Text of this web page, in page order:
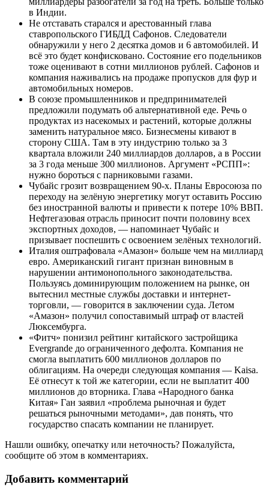
в Индии.
Не отставать старался и арестованный глава
ставропольского ГИБДД Сафонов. Следователи
обнаружили у него 2 десятка домов и 6 автомобилей. И
всё это будет конфисковано. Состояние его подельников
тоже оценивают в сотни миллионов рублей. Сафонов и
компания наживались на продаже пропусков для фур и
автомобильных номеров.
В союзе промышленников и предпринимателей
предложили подумать об альтернативной еде. Речь о
продуктах из насекомых и растений, которые должны
заменить натуральное мясо. Бизнесмены кивают в
сторону США. Там в эту индустрию только за 3
квартала вложили 240 миллиардов долларов, а в России
за 3 года меньше 300 миллионов. Аргумент «РСПП»:
нужно бороться с парниковыми газами.
Чубайс грозит возвращением 90-х. Планы Евросоюза по
переходу на зелёную энергетику могут оставить Россию
без иностранной валюты и привести к потере 10% ВВП.
Нефтегазовая отрасль приносит почти половину всех
экспортных доходов, — напоминает Чубайс и
призывает поспешить с освоением зелёных технологий.
Италия оштрафовала «Амазон» больше чем на миллиард
евро. Американский гигант признан виновным в
нарушении антимонопольного законодательства.
Пользуясь доминирующим положением на рынке, он
вытеснил местные службы доставки и интернет-
торговли, — говорится в заключении суда. Летом
«Амазон» получил сопоставимый штраф от властей
Люксембурга.
«Фитч» понизил рейтинг китайского застройщика
Evergrande до ограниченного дефолта. Компания не
смогла выплатить 600 миллионов долларов по
облигациям. На очереди следующая компания — Kaisa.
Её отнесут к той же категории, если не выплатит 400
миллионов до вторника. Глава «Народного банка
Китая» Ган заявил «проблема рыночная и будет
решаться рыночными методами», дав понять, что
государство спасать компании не планирует.
Нашли ошибку, опечатку или неточность? Пожалуйста,
сообщите об этом в комментариях.
Добавить комментарий